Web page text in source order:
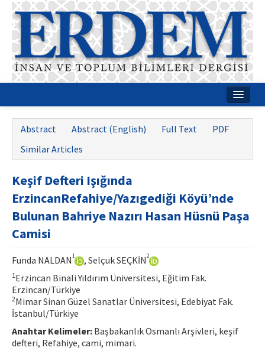
Journal Boards
Guides
Publication Policies
Writing Rules
Contact Us
ISSN: 1010-867X · e-ISSN: 2667-8713
Abstract Abstract (English) Full Text
PDF
Similar Articles
Keşif Defteri Işığında
ErzincanRefahiye/Yazıgediği Köyü’nde
Bulunan Bahriye Nazırı Hasan Hüsnü Paşa
Camisi
Funda NALDAN 1 , Selçuk SEÇKİN2
1Erzincan Binali Yıldırım Üniversitesi, Eğitim Fak.
Erzincan/Türkiye
2Mimar Sinan Güzel Sanatlar Üniversitesi, Edebiyat Fak.
İstanbul/Türkiye
Anahtar Kelimeler: Başbakanlık Osmanlı Arşivleri, keşif
defteri, Refahiye, cami, mimari.